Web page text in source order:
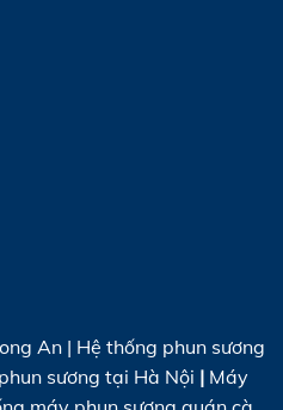
An | Hệ thống phun sương
sương tại Hà Nội | Máy